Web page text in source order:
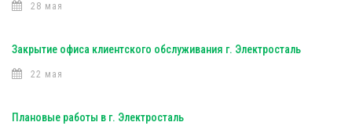
28 мая
Закрытие офиса клиентского обслуживания г. Электросталь
22 мая
Плановые работы в г. Электросталь